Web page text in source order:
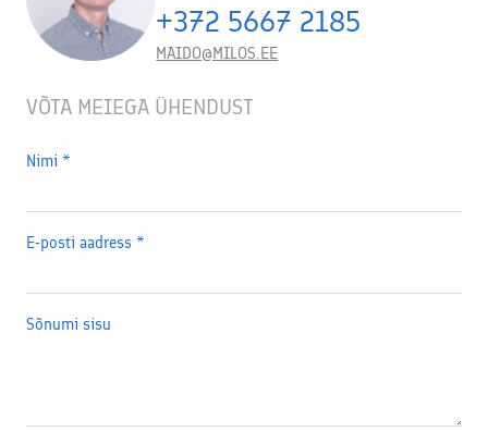
+372 5667 2185
MAIDO@MILOS.EE
VÕTA MEIEGA ÜHENDUST
Nimi *
E-posti aadress *
Sõnumi sisu